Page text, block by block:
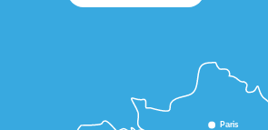
Paris